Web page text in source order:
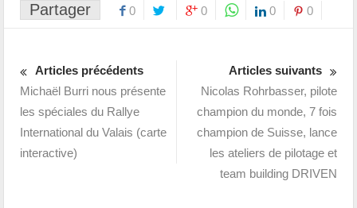
Partager 0 0 0 0
Articles précédents
Michaël Burri nous présente
les spéciales du Rallye
International du Valais (carte
interactive)
Articles suivants
Nicolas Rohrbasser, pilote
champion du monde, 7 fois
champion de Suisse, lance
les ateliers de pilotage et
team building DRIVEN